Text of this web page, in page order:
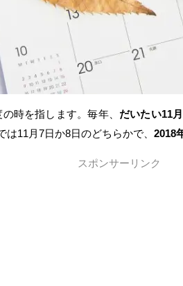
時を指します。毎年、 だいたい11
11月7日か8日のどちらかで、 2018
スポンサーリンク